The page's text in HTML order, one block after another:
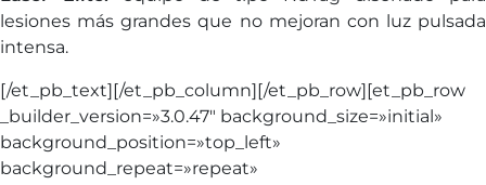
lesiones más grandes que no mejoran con luz pulsada
intensa.
[/et_pb_text][/et_pb_column][/et_pb_row][et_pb_row
_builder_version=»3.0.47″ background_size=»initial»
background_position=»top_left»
background_repeat=»repeat»